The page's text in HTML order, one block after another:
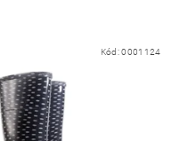
Kód:0001124